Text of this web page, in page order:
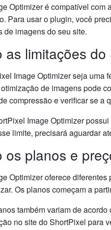
Optimizer é compatível
Para usar o plugin, você
de imagens do seu site.
as limitações
Image Optimizer seja uma
de imagens pode
compressão e verificar se a
Image Optimizer
limite, precisará aguardar
os planos e
Optimizer oferece
Os planos começam a
também variam de
no site do ShortPixel para